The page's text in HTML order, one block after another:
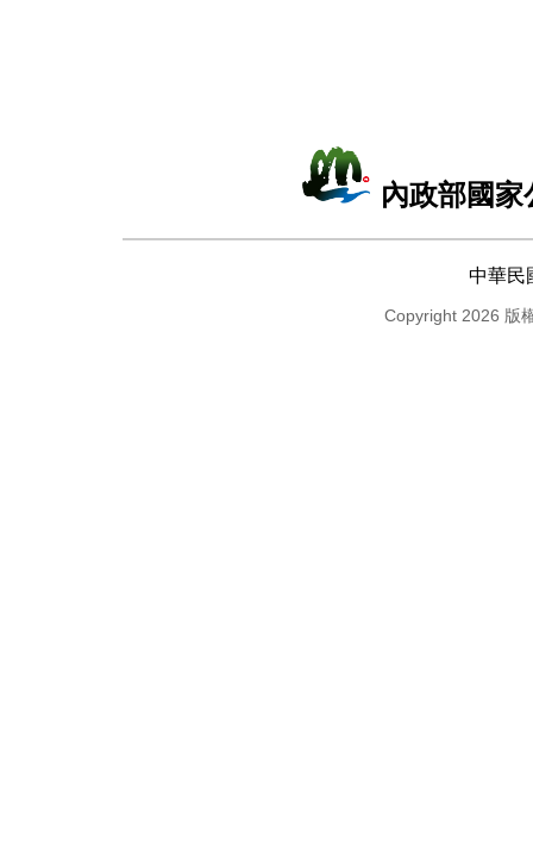
內政部國
中華民
Copyright 2026 版